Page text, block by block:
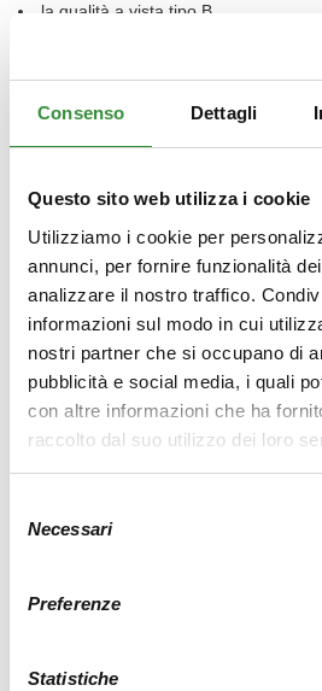
Consenso Dettagli
Questo sito web utilizza i cookie
Utilizziamo i cookie per
annunci, per fornire funzionalità
analizzare il nostro traffico.
informazioni sul modo in cui
nostri partner che si occupano di
pubblicità e social media, i quali
con altre informazioni che ha
raccolto dal suo utilizzo dei loro
delNecessari
Preferenze
Statistiche
la qualità a vista tipo B
Nel primo e nel secondo caso il
l'interno di abitazioni e viene lasciato
caso, il più utilizzato, viene
montaggio. Il taglio viene quindi
stabilimento in
Austria
, con macchine
Una delle caratteristiche principali delle
multistrato tipo X-lam è ilbreve tempo
dell'edificio. Il sollevamento dei
direttamente in cantiere.
Per ulteriori approfondimenti
formato PDF:
Nuovi spessori X-Lam